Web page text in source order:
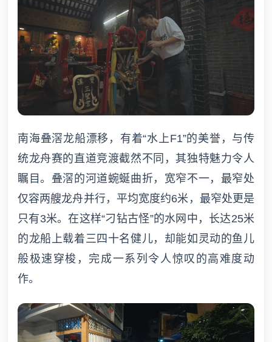
南海叠滘龙船漂移，有着“水上F1”的美誉，与传
统龙舟赛的直道竞渡截然不同，其独特魅力令人
瞩目。叠滘的河道蜿蜒曲折，宽窄不一，最窄处
仅容两艘龙舟并行，平均宽度约6米，最窄处更是
只有3米。在这样“刁钻古怪”的水网中，长达25米
的龙船上载着三四十名健儿，却能如灵动的鱼儿
般极速穿梭，完成一系列令人惊叹的高难度动
作。